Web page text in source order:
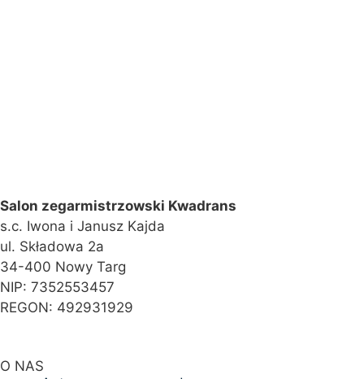
Salon zegarmistrzowski Kwadrans
s.c. Iwona i Janusz Kajda
ul. Składowa 2a
34-400 Nowy Targ
NIP: 7352553457
REGON: 492931929
O NAS